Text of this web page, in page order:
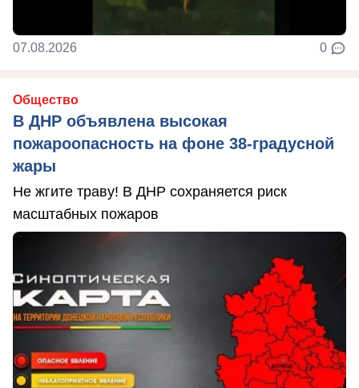
07.08.2026 0
Общество
В ДНР объявлена высокая
пожароопасность на фоне 38-градусной
жары
Не жгите траву! В ДНР сохраняется риск
масштабных пожаров